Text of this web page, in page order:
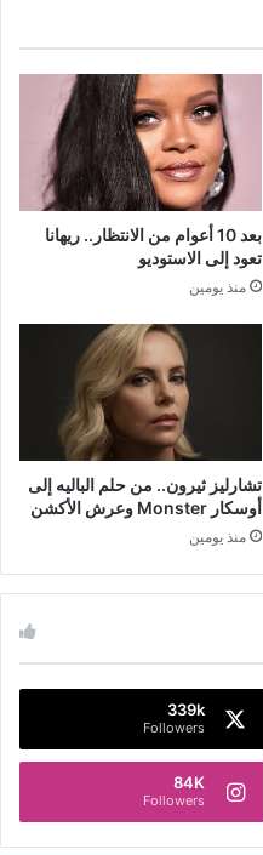
بعد 10 أعوام من الانتظار.. ريهانا
تعود إلى الاستوديو
منذ يومين
تشارليز ثيرون.. من حلم الباليه إلى
أوسكار Monster وعرش الأكشن
منذ يومين
339k
Followers
84K
Followers